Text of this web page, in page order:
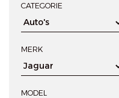
CATEGORIE
MERK
MODEL